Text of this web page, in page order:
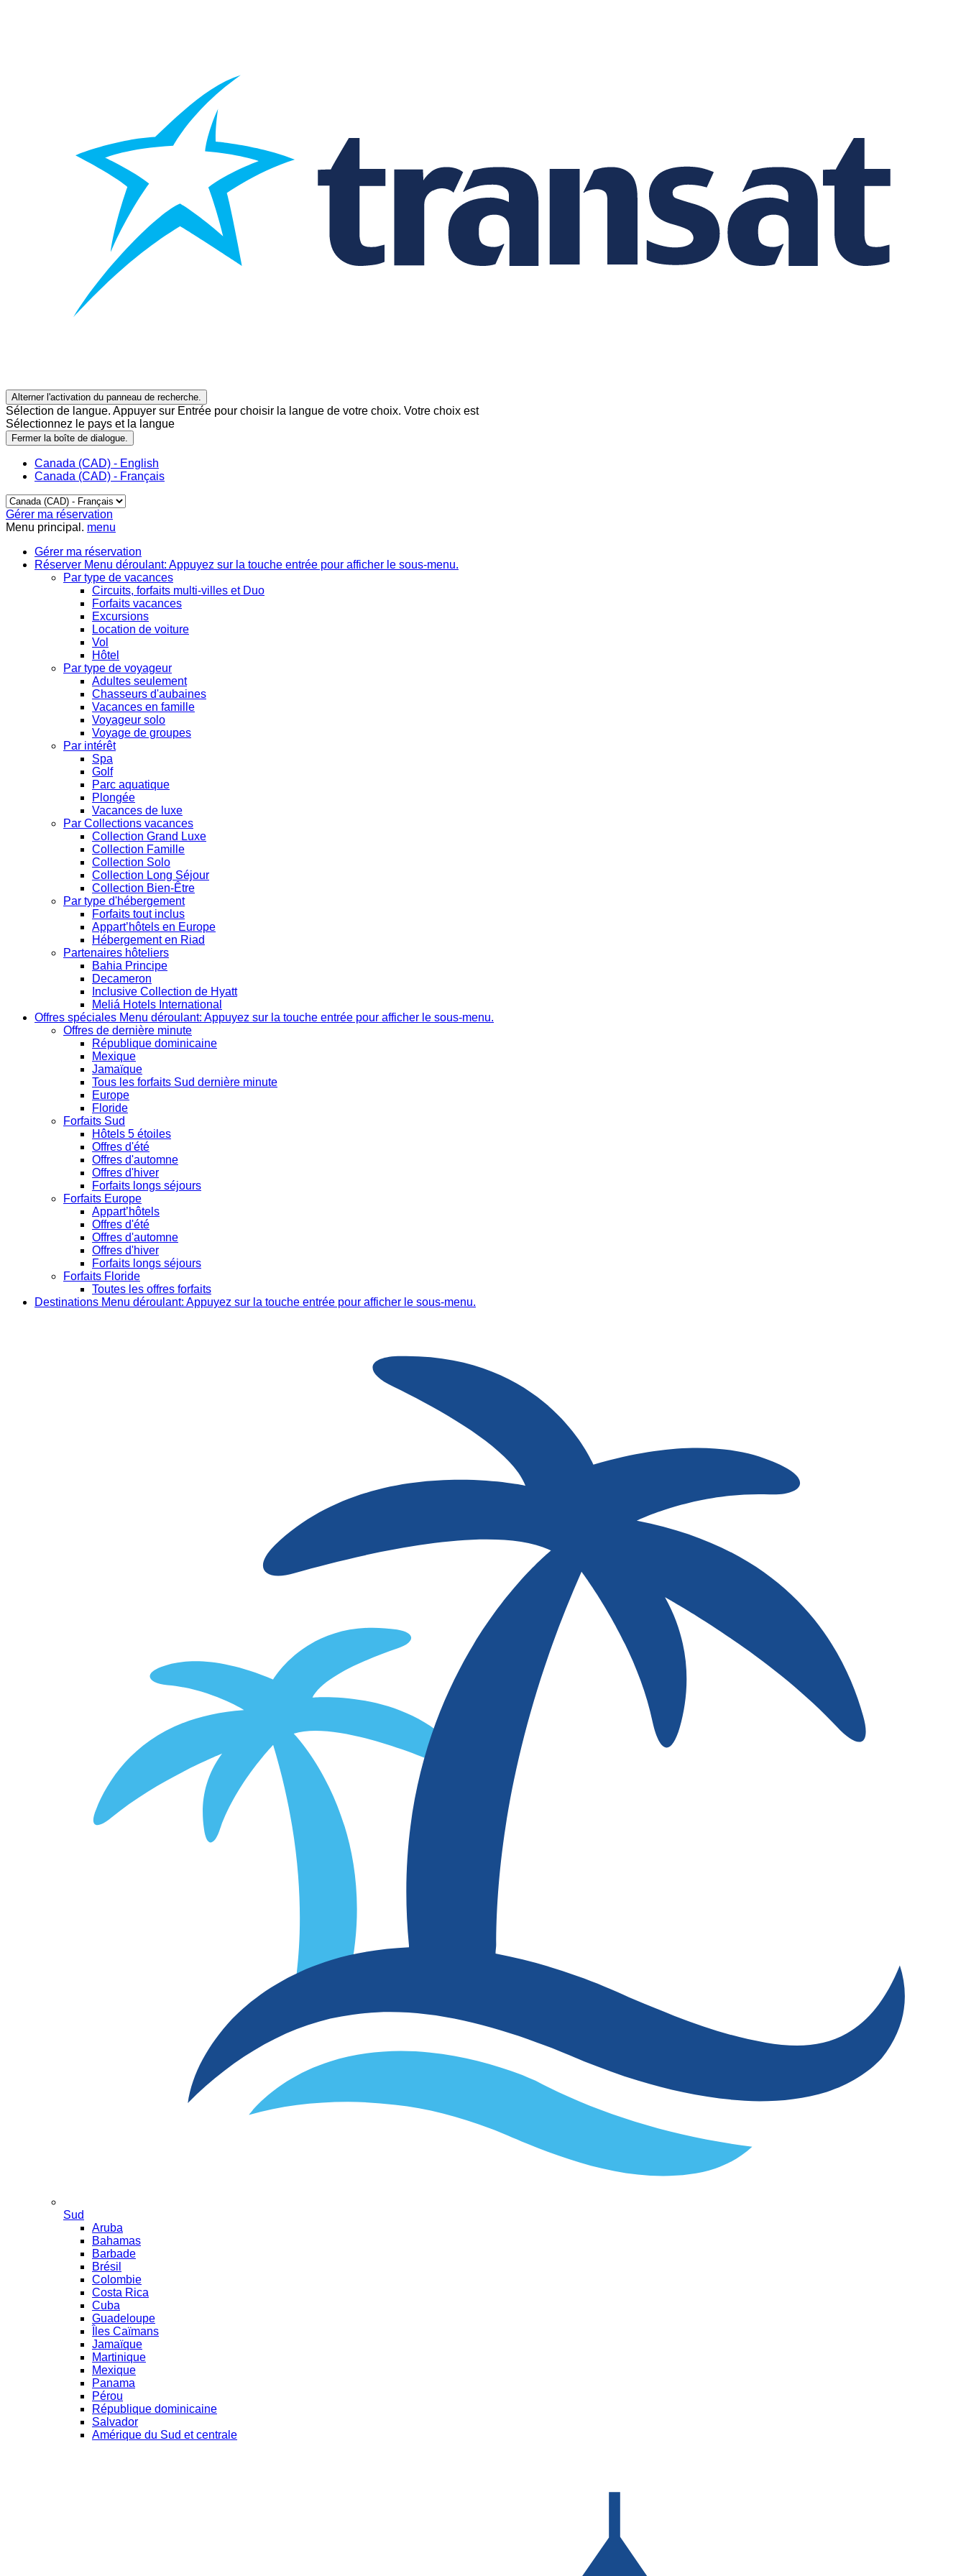
Alterner l'activation du panneau de recherche.
Sélection de langue. Appuyer sur Entrée pour choisir la langue de votre choix. Votre choix est
Sélectionnez le pays et la langue
Fermer la boîte de dialogue.
Canada (CAD) - English
Canada (CAD) - Français
Gérer ma réservation
Menu principal. menu
Gérer ma réservation
Réserver Menu déroulant: Appuyez sur la touche entrée pour afficher le sous-menu.
Par type de vacances
Circuits, forfaits multi-villes et Duo
Forfaits vacances
Excursions
Location de voiture
Vol
Hôtel
Par type de voyageur
Adultes seulement
Chasseurs d'aubaines
Vacances en famille
Voyageur solo
Voyage de groupes
Par intérêt
Spa
Golf
Parc aquatique
Plongée
Vacances de luxe
Par Collections vacances
Collection Grand Luxe
Collection Famille
Collection Solo
Collection Long Séjour
Collection Bien-Être
Par type d'hébergement
Forfaits tout inclus
Appart’hôtels en Europe
Hébergement en Riad
Partenaires hôteliers
Bahia Principe
Decameron
Inclusive Collection de Hyatt
Meliá Hotels International
Offres spéciales Menu déroulant: Appuyez sur la touche entrée pour afficher le sous-menu.
Offres de dernière minute
République dominicaine
Mexique
Jamaïque
Tous les forfaits Sud dernière minute
Europe
Floride
Forfaits Sud
Hôtels 5 étoiles
Offres d'été
Offres d'automne
Offres d'hiver
Forfaits longs séjours
Forfaits Europe
Appart’hôtels
Offres d'été
Offres d'automne
Offres d'hiver
Forfaits longs séjours
Forfaits Floride
Toutes les offres forfaits
Destinations Menu déroulant: Appuyez sur la touche entrée pour afficher le sous-menu.
Sud
Aruba
Bahamas
Barbade
Brésil
Colombie
Costa Rica
Cuba
Guadeloupe
Îles Caïmans
Jamaïque
Martinique
Mexique
Panama
Pérou
République dominicaine
Salvador
Amérique du Sud et centrale